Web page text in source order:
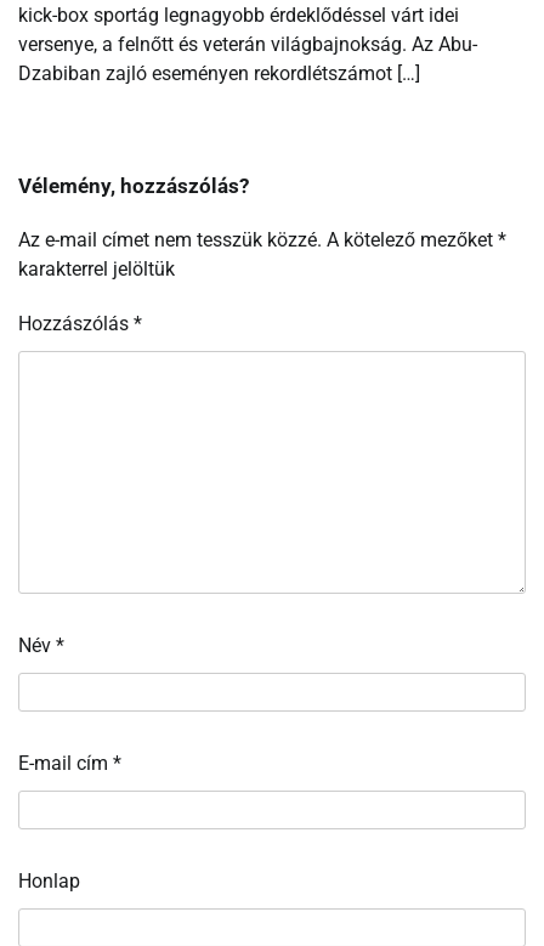
kick-box sportág legnagyobb érdeklődéssel várt idei
versenye, a felnőtt és veterán világbajnokság. Az Abu-
Dzabiban zajló eseményen rekordlétszámot […]
Vélemény, hozzászólás?
Az e-mail címet nem tesszük közzé. A kötelező mezőket *
karakterrel jelöltük
Hozzászólás *
Név *
E-mail cím *
Honlap